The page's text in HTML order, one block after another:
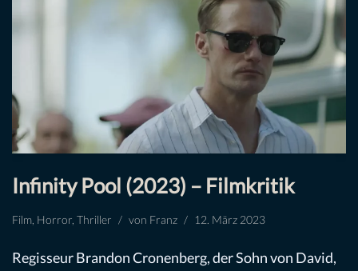
Infinity Pool (2023) – Filmkritik
Film Horror Thriller von Franz 12. März 2023
Regisseur Brandon Cronenberg, der Sohn von David,